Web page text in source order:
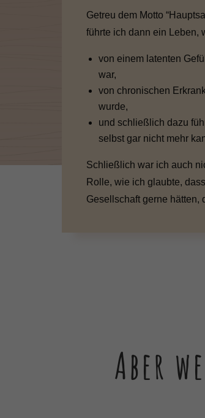
Getreu dem Motto
führte ich dann ein Leben,
von einem latenten
war,
von chronischen
wurde,
und schließlich dazu
selbst gar nicht mehr
Schließlich war ich auch
Rolle, wie ich glaubte,
Gesellschaft gerne hätten,
Aber